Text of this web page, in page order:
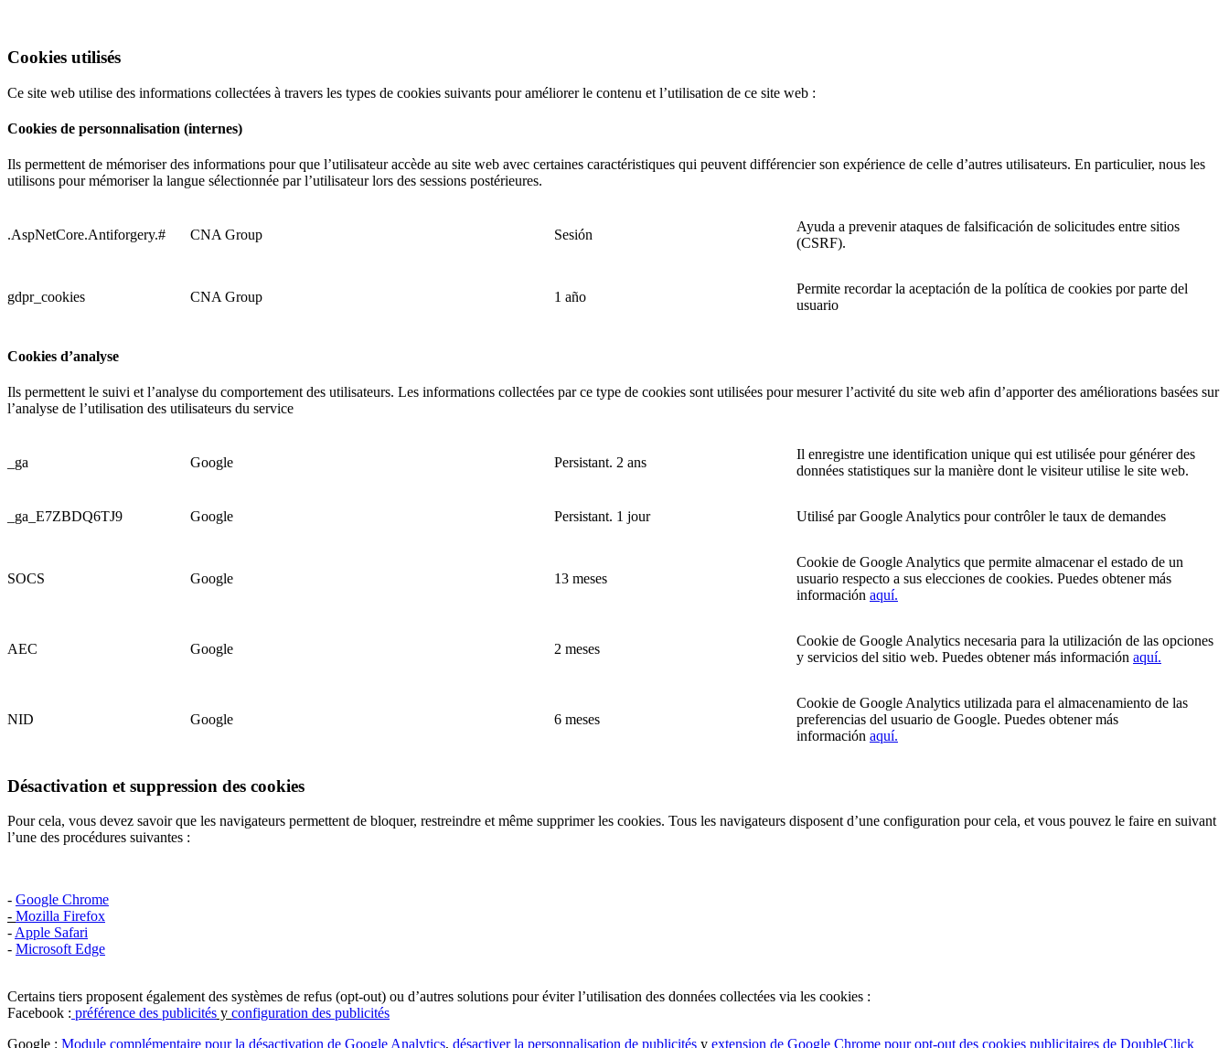
Cookies utilisés
Ce site web utilise des informations collectées à travers les types de cookies suivants pour améliorer le contenu et l’utilisation de ce site web :
Cookies de personnalisation (internes)
Ils permettent de mémoriser des informations pour que l’utilisateur accède au site web avec certaines caractéristiques qui peuvent différencier son expérience de celle d’autres utilisateurs. En particulier, nous les
utilisons pour mémoriser la langue sélectionnée par l’utilisateur lors des sessions postérieures.
.AspNetCore.Antiforgery.# CNA Group Sesión
Ayuda a prevenir ataques de falsificación de solicitudes entre sitios
(CSRF).
gdpr_cookies CNA Group 1 año
Permite recordar la aceptación de la política de cookies por parte del
usuario
Cookies d’analyse
Ils permettent le suivi et l’analyse du comportement des utilisateurs. Les informations collectées par ce type de cookies sont utilisées pour mesurer l’activité du site web afin d’apporter des améliorations basées sur
l’analyse de l’utilisation des utilisateurs du service
_ga Google Persistant. 2 ans
Il enregistre une identification unique qui est utilisée pour générer des
données statistiques sur la manière dont le visiteur utilise le site web.
_ga_E7ZBDQ6TJ9 Google Persistant. 1 jour Utilisé par Google Analytics pour contrôler le taux de demandes
SOCS Google 13 meses
Cookie de Google Analytics que permite almacenar el estado de un
usuario respecto a sus elecciones de cookies. Puedes obtener más
información aquí.
AEC Google 2 meses
Cookie de Google Analytics necesaria para la utilización de las opciones
y servicios del sitio web. Puedes obtener más información aquí.
NID Google 6 meses
Cookie de Google Analytics utilizada para el almacenamiento de las
preferencias del usuario de Google. Puedes obtener más
información aquí.
Désactivation et suppression des cookies
Pour cela, vous devez savoir que les navigateurs permettent de bloquer, restreindre et même supprimer les cookies. Tous les navigateurs disposent d’une configuration pour cela, et vous pouvez le faire en suivant
l’une des procédures suivantes :
- Google Chrome
- Mozilla Firefox
-Apple Safari
- Microsoft Edge
Certains tiers proposent également des systèmes de refus (opt-out) ou d’autres solutions pour éviter l’utilisation des données collectées via les cookies :
Facebook : préférence des publicités y configuration des publicités
Google : Module complémentaire pour la désactivation de Google Analytics, désactiver la personnalisation de publicités y extension de Google Chrome pour opt-out des cookies publicitaires de DoubleClick